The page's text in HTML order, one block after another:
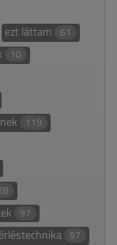
ezt láttam 61
10
119
97
97